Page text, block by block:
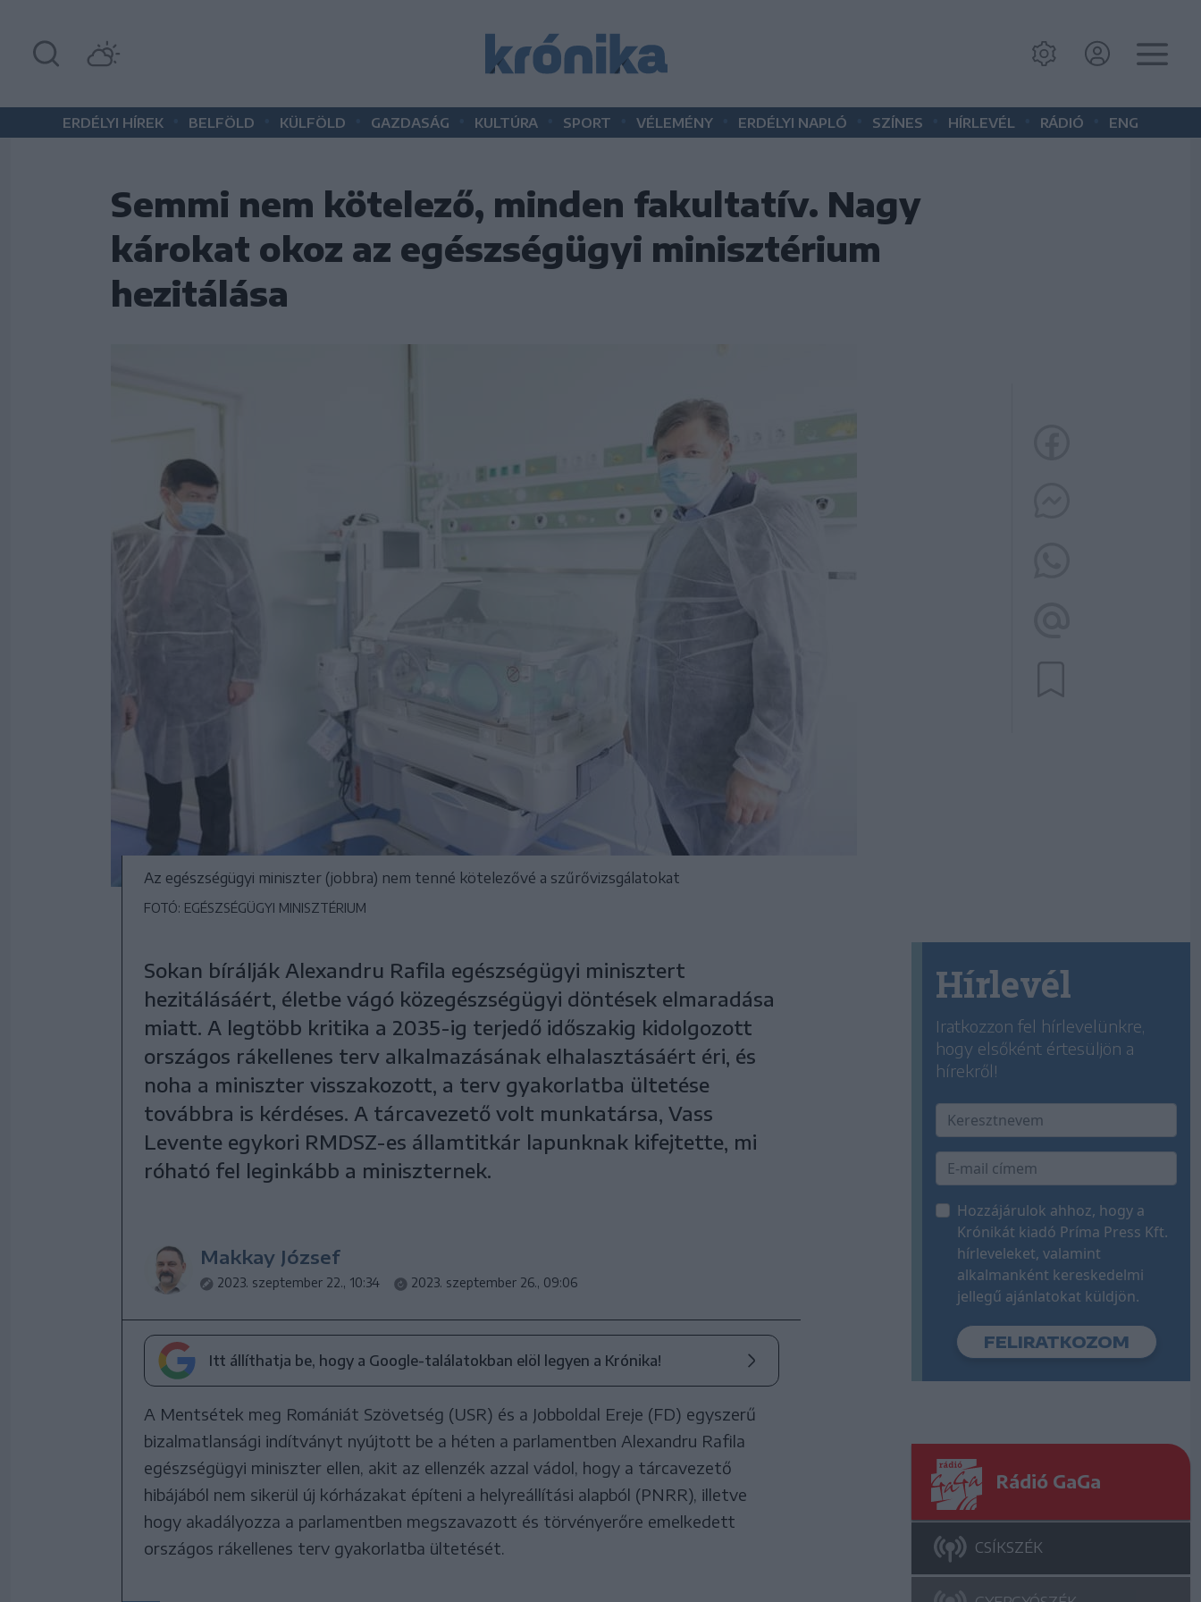
ERDÉLYI HÍREK BELFÖLD KÜLFÖLD GAZDASÁG KULTÚRA SPORT VÉLEMÉNY ERDÉLYI NAPLÓ SZÍNES HÍRLEVÉL RÁDIÓ ENG
Semmi nem kötelező, minden fakultatív. Nagy
károkat okoz az egészségügyi minisztérium
hezitálása
Az egészségügyi miniszter (jobbra) nem tenné kötelezővé a szűrővizsgálatokat
FOTÓ: EGÉSZSÉGÜGYI MINISZTÉRIUM
Sokan bírálják Alexandru Rafila egészségügyi minisztert
hezitálásáért, életbe vágó közegészségügyi döntések elmaradása
miatt. A legtöbb kritika a 2035-ig terjedő időszakig kidolgozott
országos rákellenes terv alkalmazásának elhalasztásáért éri, és
noha a miniszter visszakozott, a terv gyakorlatba ültetése
továbbra is kérdéses. A tárcavezető volt munkatársa, Vass
Levente egykori RMDSZ-es államtitkár lapunknak kifejtette, mi
róható fel leginkább a miniszternek.
Makkay József
2023. szeptember 22., 10:34 2023. szeptember 26., 09:06
Itt állíthatja be, hogy a Google-találatokban elöl legyen a Krónika!
A Mentsétek meg Romániát Szövetség (USR) és a Jobboldal Ereje (FD) egyszerű
bizalmatlansági indítványt nyújtott be a héten a parlamentben Alexandru Rafila
egészségügyi miniszter ellen, akit az ellenzék azzal vádol, hogy a tárcavezető
hibájából nem sikerül új kórházakat építeni a helyreállítási alapból (PNRR), illetve
hogy akadályozza a parlamentben megszavazott és törvényerőre emelkedett
országos rákellenes terv gyakorlatba ültetését.
Hírlevél
Iratkozzon fel hírlevelünkre,
hogy elsőként értesüljön a
hírekről!
Hozzájárulok ahhoz, hogy a
Krónikát kiadó Príma Press Kft.
hírleveleket, valamint
alkalmanként kereskedelmi
jellegű ajánlatokat küldjön.
Rádió GaGa
CSÍKSZÉK